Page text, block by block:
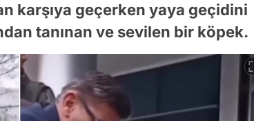
karşıya geçerken yaya geçidini
tanınan ve sevilen bir köpek.